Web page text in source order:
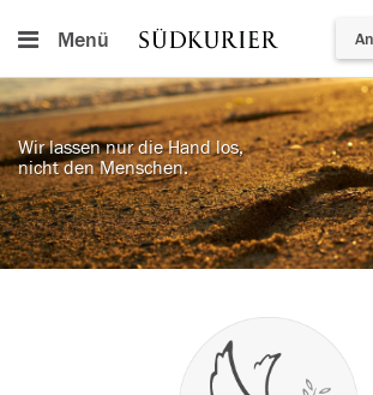
Menü
Wir lassen nur die Hand los,
nicht den Menschen.